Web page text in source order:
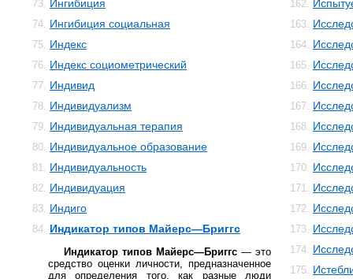
73. Ингибиция
74. Ингибиция социальная
75. Индекс
76. Индекс социометрический
77. Индивид
78. Индивидуализм
79. Индивидуальная терапия
80. Индивидуальное образование
81. Индивидуальность
82. Индивидуация
83. Индиго
84. Индикатор типов Майерс—Бриггс
Индикатор типов Майерс—Бриггс — это
средство оценки личности, предназначенное
для определения того, как разные люди
162.
163.
164.
165.
166.
167.
168.
169.
170.
171.
172.
173.
174.
175.